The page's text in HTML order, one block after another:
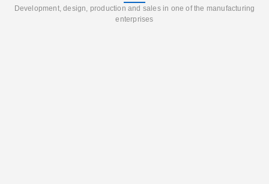
Development, design, production and sales in one of the manufacturing
enterprises